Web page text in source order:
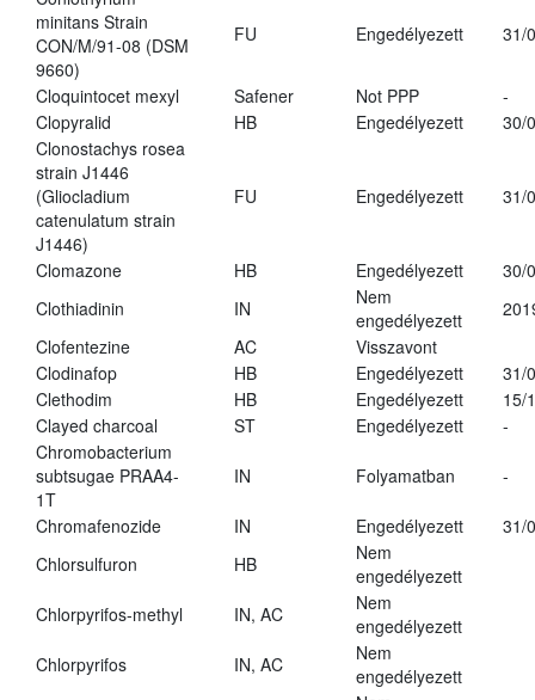
minitans Strain
CON/M/91-08 (DSM
9660)
FU Engedélyezett 31/
Cloquintocet mexyl Safener Not PPP
-
Clopyralid
HB Engedélyezett
30/
Clonostachys rosea
strain J1446
(Gliocladium
catenulatum strain
J1446)
FU Engedélyezett 31/
Clomazone HB Engedélyezett
30/
Clothiadinin
IN
Nem
engedélyezett
Clofentezine
AC
Visszavont
Clodinafop
HB Engedélyezett
31/
Clethodim
HB Engedélyezett
15/
Clayed charcoal
ST Engedélyezett
-
Chromobacterium
subtsugae PRAA4-
1T
IN Folyamatban -
Chromafenozide IN Engedélyezett
31/
Chlorsulfuron
HB
Nem
engedélyezett
Chlorpyrifos-methyl
IN, AC
Nem
engedélyezett
Chlorpyrifos
IN, AC
Nem
engedélyezett